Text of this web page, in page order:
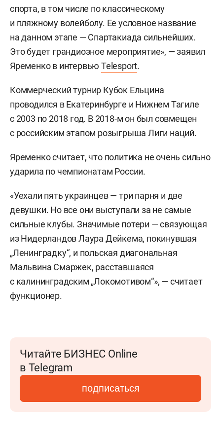
спорта, в том числе по классическому
и пляжному волейболу. Ее условное название
на данном этапе — Спартакиада сильнейших.
Это будет грандиозное мероприятие», — заявил
Яременко в интервьюTelesport.
Коммерческий турнир Кубок Ельцина
проводился в Екатеринбурге и Нижнем Тагиле
с 2003 по 2018 год. В 2018-м он был совмещен
с российским этапом розыгрыша Лиги наций.
Яременко считает, что политика не очень сильно
ударила по чемпионатам России.
«Уехали пять украинцев — три парня и две
девушки. Но все они выступали за не самые
сильные клубы. Значимые потери — связующая
из Нидерландов Лаура Дейкема, покинувшая
„Ленинградку“, и польская диагональная
Мальвина Смаржек, расставшаяся
с калининградским „Локомотивом“», — считает
функционер.
Читайте БИЗНЕС Online
в Telegram
подписаться